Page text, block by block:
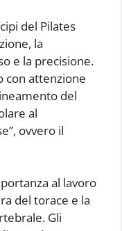
del Pilates
la
e la precisione.
con attenzione
del
al
ovvero il
al lavoro
del torace e la
Gli